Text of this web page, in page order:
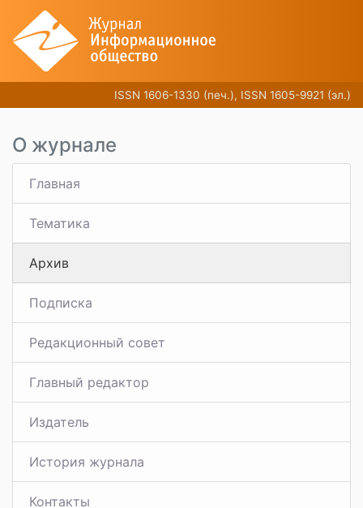
ISSN 1606-1330 (печ.), ISSN 1605-9921 (эл.)
О журнале
Главная
Тематика
Архив
Подписка
Редакционный совет
Главный редактор
Издатель
История журнала
Контакты